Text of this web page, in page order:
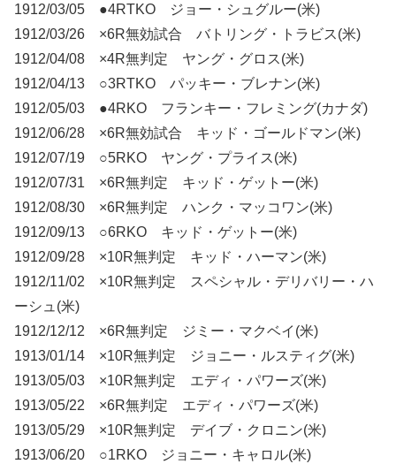
1912/03/05 ●4RTKO ジョー・シュグルー(米)
1912/03/26 ×6R無効試合 バトリング・トラビス(米)
1912/04/08 ×4R無判定 ヤング・グロス(米)
1912/04/13 ○3RTKO パッキー・ブレナン(米)
1912/05/03 ●4RKO フランキー・フレミング(カナダ)
1912/06/28 ×6R無効試合 キッド・ゴールドマン(米)
1912/07/19 ○5RKO ヤング・プライス(米)
1912/07/31 ×6R無判定 キッド・ゲットー(米)
1912/08/30 ×6R無判定 ハンク・マッコワン(米)
1912/09/13 ○6RKO キッド・ゲットー(米)
1912/09/28 ×10R無判定 キッド・ハーマン(米)
1912/11/02 ×10R無判定 スペシャル・デリバリー・ハ
ーシュ(米)
1912/12/12 ×6R無判定 ジミー・マクベイ(米)
1913/01/14 ×10R無判定 ジョニー・ルスティグ(米)
1913/05/03 ×10R無判定 エディ・パワーズ(米)
1913/05/22 ×6R無判定 エディ・パワーズ(米)
1913/05/29 ×10R無判定 デイブ・クロニン(米)
1913/06/20 ○1RKO ジョニー・キャロル(米)